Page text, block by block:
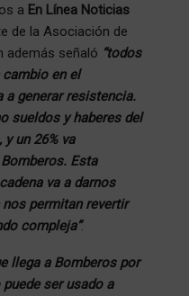
a En Línea Noticias
de la Asociación de
además señaló “todos
en el
generar resistencia.
sueldos y haberes del
un 26% va
Esta
va a darnos
permitan revertir
compleja”.
llega a Bomberos por
ser usado a